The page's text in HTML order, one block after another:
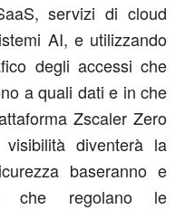
servizi di cloud
AI, e utilizzando
degli accessi che
a quali dati e in che
Zscaler Zero
diventerà la
baseranno e
che regolano le